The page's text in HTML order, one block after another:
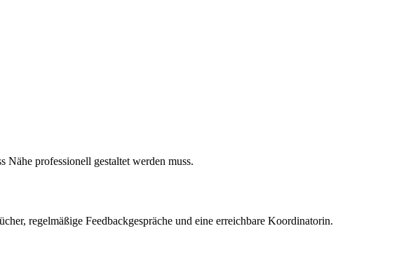
Nähe professionell gestaltet werden muss.
regelmäßige Feedbackgespräche und eine erreichbare Koordinatorin.